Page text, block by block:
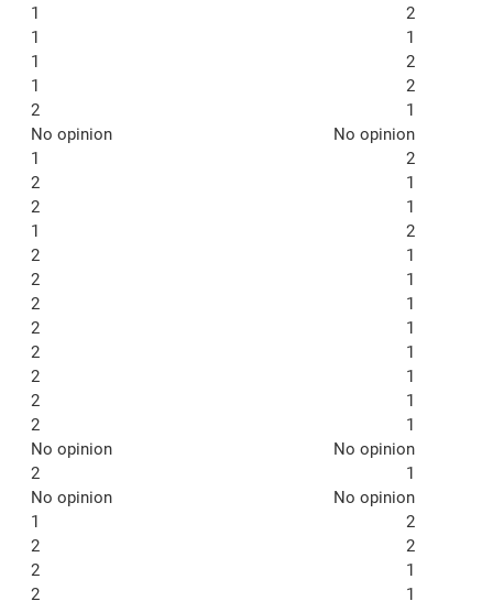
1
2
1
1
1
2
1
2
2
1
No opinion
No opinion
1
2
2
1
2
1
1
2
2
1
2
1
2
1
2
1
2
1
2
1
2
1
2
1
No opinion
No opinion
2
1
No opinion
No opinion
1
2
2
2
2
1
2
1